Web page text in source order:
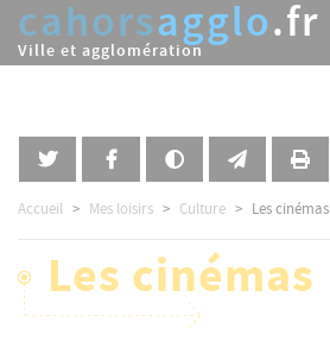
Aller
contenu
cahorsagglo.fr
Ville et agglomération
Accueil Mes loisirs Culture Les cinémas
Les cinémas